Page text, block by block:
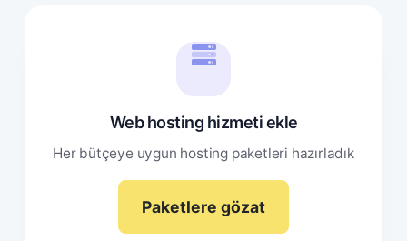
Web hosting hizmeti ekle
Her bütçeye uygun hosting paketleri hazırladık
Paketlere gözat